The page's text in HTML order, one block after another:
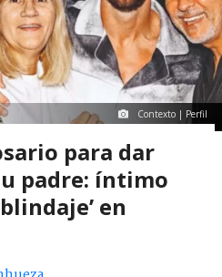
Contexto | Perfil
para dar
padre: íntimo
en